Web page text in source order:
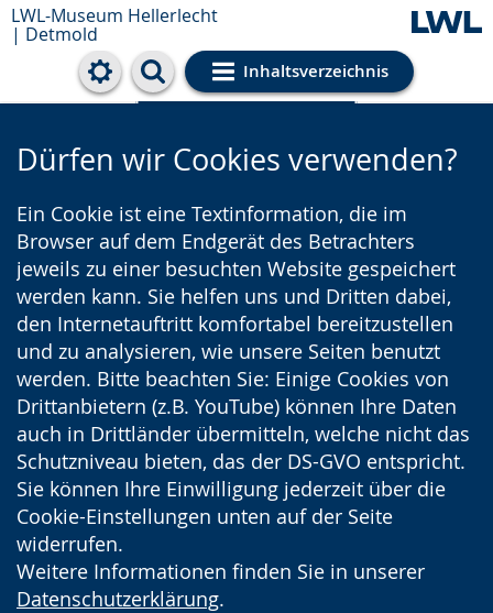
LWL-Museum Hellerlecht
| Detmold
Inhaltsverzeichnis
Cookie-Einstellungen
Dürfen wir Cookies verwenden?
Ein Cookie ist eine Textinformation, die im
Browser auf dem Endgerät des Betrachters
jeweils zu einer besuchten Website gespeichert
werden kann. Sie helfen uns und Dritten dabei,
den Internetauftritt komfortabel bereitzustellen
und zu analysieren, wie unsere Seiten benutzt
werden. Bitte beachten Sie: Einige Cookies von
Drittanbietern (z.B. YouTube) können Ihre Daten
auch in Drittländer übermitteln, welche nicht das
Schutzniveau bieten, das der DS-GVO entspricht.
Sie können Ihre Einwilligung jederzeit über die
Cookie-Einstellungen unten auf der Seite
widerrufen.
Weitere Informationen finden Sie in unserer
Datenschutzerklärung.